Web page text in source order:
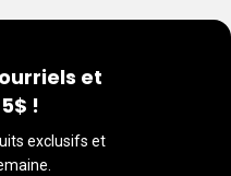
et
!
exclusifs et